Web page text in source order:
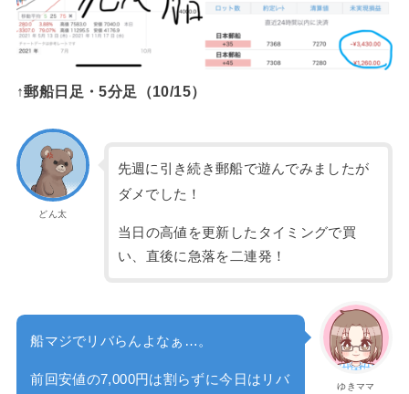
↑郵船日足・5分足（10/15）
どん太
先週に引き続き郵船で遊んでみましたが
ダメでした！
当日の高値を更新したタイミングで買
い、直後に急落を二連発！
ゆきママ
船マジでリバらんよなぁ…。
前回安値の7,000円は割らずに今日はリバ